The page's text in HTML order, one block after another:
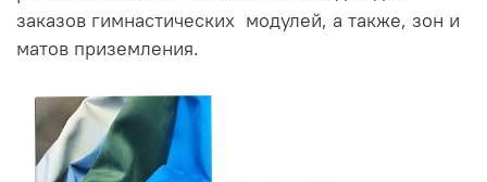
заказов гимнастических модулей, а также, зон и
матов приземления.